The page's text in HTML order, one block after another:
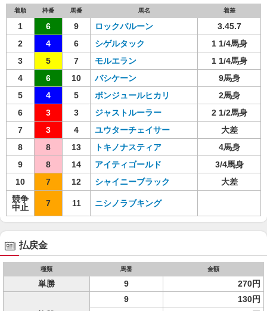
着順 枠番 馬番 馬名 着差
1 6 9 ロックバルーン
3.45.7
2
4 6 シゲルタック
1 1/4馬身
3
5 7 モルエラン
1 1/4馬身
4
6 10 バシケーン
9馬身
5
4 5 ボンジュールヒカリ
2馬身
6
3 3 ジャストルーラー
2 1/2馬身
7
3 4 ユウターチェイサー
大差
8
8 13 トキノナスティア
4馬身
9
8 14 アイティゴールド
3/4馬身
10
7 12 シャイニーブラック
大差
競争
中止
7 11 ニシノラブキング
払戻金
種類 馬番 金額
単勝 9 270円
9
130円